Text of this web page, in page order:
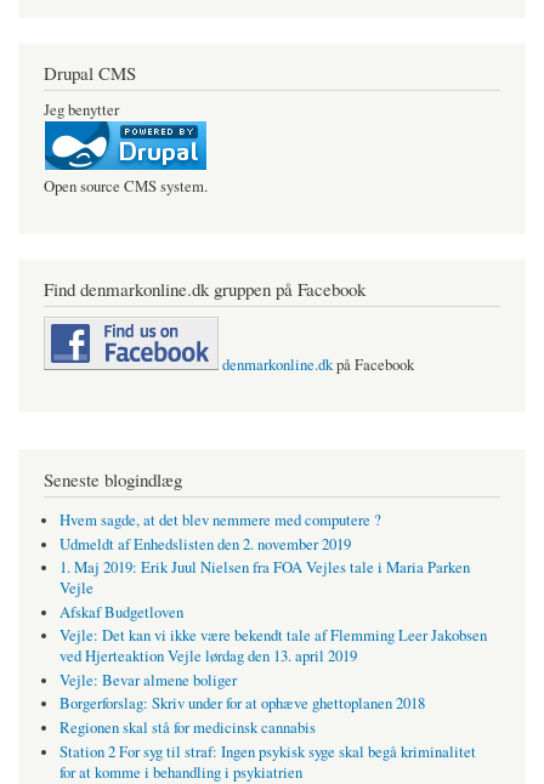
Drupal CMS
Jeg benytter
Open source CMS system.
Find denmarkonline.dk gruppen på Facebook
denmarkonline.dkpå Facebook
Seneste blogindlæg
Hvem sagde, at det blev nemmere med computere ?
Udmeldt af Enhedslisten den 2. november 2019
1. Maj 2019: Erik Juul Nielsen fra FOA Vejles tale i Maria Parken
Vejle
Afskaf Budgetloven
Vejle: Det kan vi ikke være bekendt tale af Flemming Leer Jakobsen
ved Hjerteaktion Vejle lørdag den 13. april 2019
Vejle: Bevar almene boliger
Borgerforslag: Skriv under for at ophæve ghettoplanen 2018
Regionen skal stå for medicinsk cannabis
Station 2 For syg til straf: Ingen psykisk syge skal begå kriminalitet
for at komme i behandling i psykiatrien